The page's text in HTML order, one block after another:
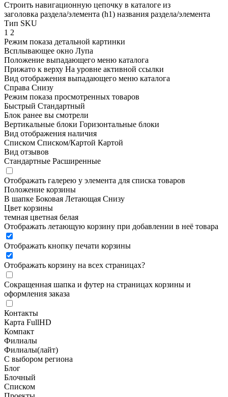
Строить навигационную цепочку в каталоге из
заголовка раздела/элемента (h1) названия раздела/элемента
Тип SKU
1 2
Режим показа детальной картинки
Всплывающее окно Лупа
Положение выпадающего меню каталога
Прижато к верху На уровне активной ссылки
Вид отображения выпадающего меню каталога
Справа Снизу
Режим показа просмотренных товаров
Быстрый Стандартный
Блок ранее вы смотрели
Вертикальные блоки Горизонтальные блоки
Вид отображения наличия
Списком Списком/Картой Картой
Вид отзывов
Стандартные Расширенные
Отображать галерею у элемента для списка товаров
Положение корзины
В шапке Боковая Летающая Снизу
Цвет корзины
темная цветная белая
Отображать летающую корзину при добавлении в неё товара
Отображать кнопку печати корзины
Отображать корзину на всех страницах?
Сокращенная шапка и футер на страницах корзины и
оформления заказа
Контакты
Карта FullHD
Компакт
Филиалы
Филиалы(лайт)
С выбором региона
Блог
Блочный
Списком